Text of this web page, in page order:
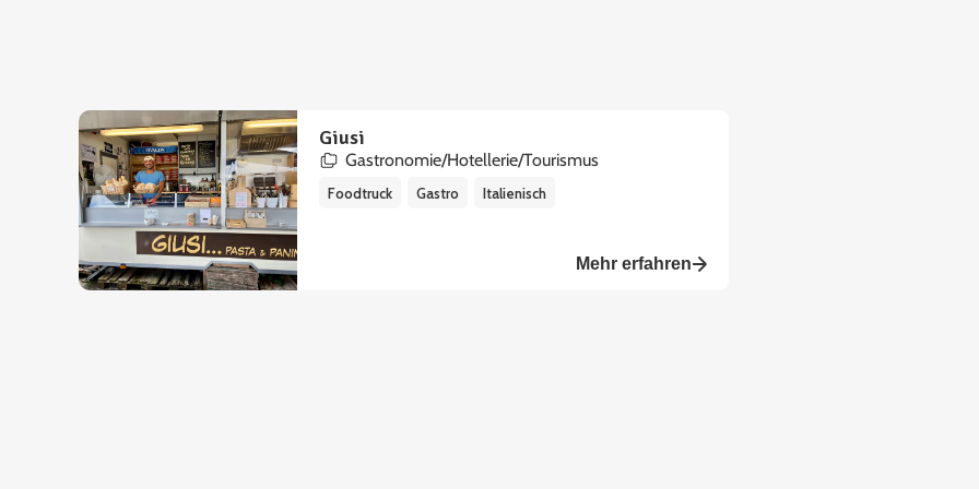
Giusi
Gastronomie/Hotellerie/Tourismus
Foodtruck Gastro Italienisch
Mehr erfahren